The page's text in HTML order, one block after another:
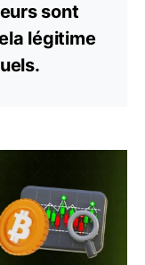
sont
légitime